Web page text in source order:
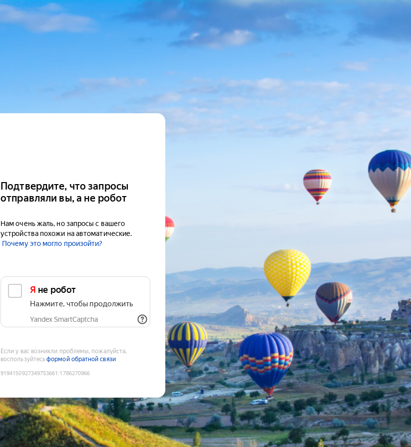
Подтвердите, что запросы
отправляли вы, а не робот
Нам очень жаль, но запросы с вашего
устройства похожи на автоматические.
Почему это могло произойти?
Я не робот
Нажмите, чтобы продолжить
Yandex SmartCaptcha
Если у вас возникли проблемы, пожалуйста,
воспользуйтесьформой обратной связи
9194150927349753661 :1786270966